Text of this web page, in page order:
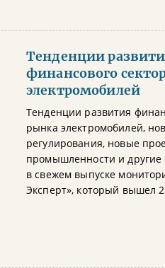
Тенденции
финансового
электромобилей
Тенденции развития
рынка электромобилей,
регулирования, новые
промышленности и другие
в свежем выпуске
Эксперт», который вышел